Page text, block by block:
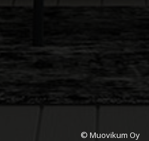
© Muovikum Oy